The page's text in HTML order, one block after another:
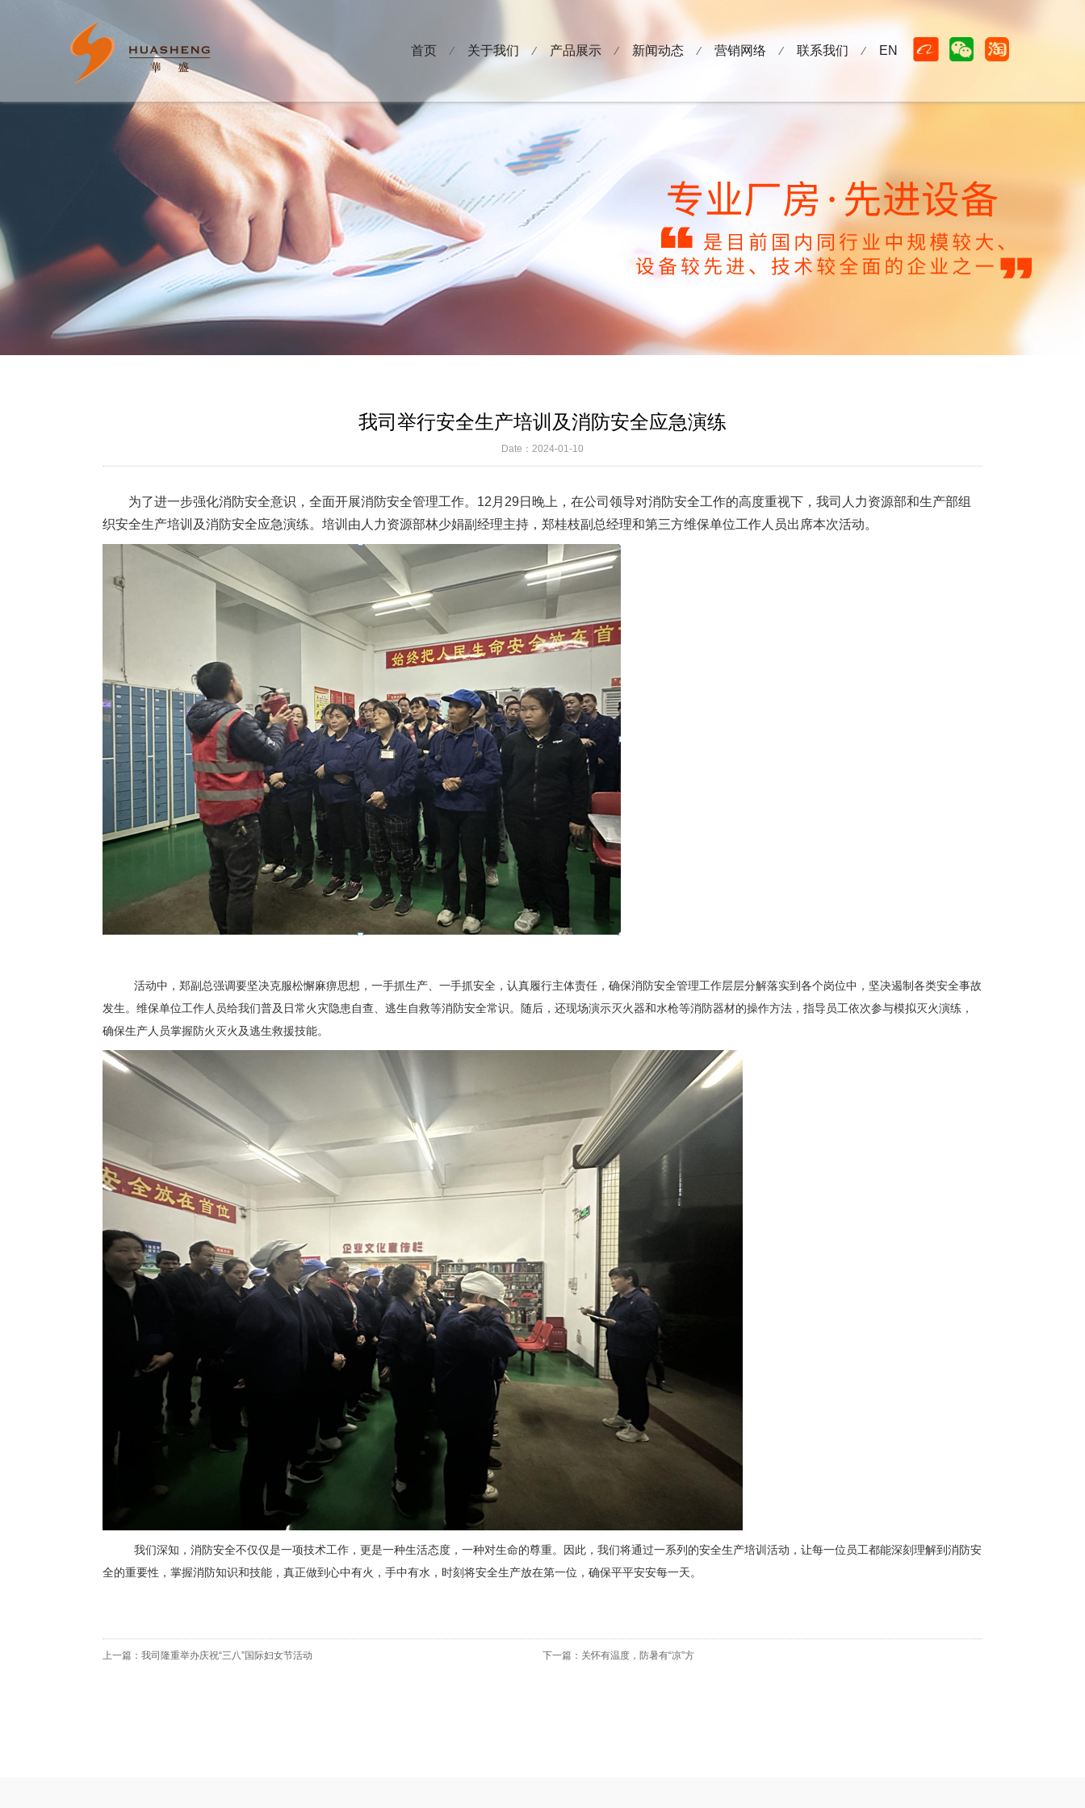
首页 ⁄ 关于我们
企业荣誉
⁄ 产品展示
塑料杯系列
塑料盒系列
PET杯系列
高阻隔 咖啡杯 果冻杯系列
超市、网店零售系列
⁄ 新闻动态 ⁄ 营销网络 ⁄ 联系我们 ⁄ EN   
我司举行安全生产培训及消防安全应急演练
Date：2024-01-10
为了进一步强化消防安全意识，全面开展消防安全管理工作。12月 29日晚上，在公司领导对消防安全工作的高度重视下，我司人力资源部和生产部组
织安全生产培训及消防安全应急演练。培训由人力资源部林少娟副经理主持，郑桂枝副总经理和第三方维保单位工作人员出席本次活动。
活动中，郑副总强调要坚决克服松懈麻痹思想，一手抓生产、一手抓安全，认真履行主体责任，确保消防安全管理工作层层分解落实到各个岗位中，坚决遏制各类安全事故
发生。维保单位工作人员给我们普及日常火灾隐患自查、逃生自救等消防安全常识。随后，还现场演示灭火器和水枪等消防器材的操作方法，指导员工依次参与模拟灭火演练，
确保生产人员掌握防火灭火及逃生救援技能。
我们深知，消防安全不仅仅是一项技术工作，更是一种生活态度，一种对生命的尊重。因此，我们将通过一系列的安全生产培训活动，让每一位员工都能深刻理解到消防安
全的重要性，掌握消防知识和技能，真正做到心中有火，手中有水，时刻将安全生产放在第一位，确保平平安安每一天。
上一篇：我司隆重举办庆祝“三八”国际妇女节活动 下一篇：关怀有温度，防暑有“凉”方